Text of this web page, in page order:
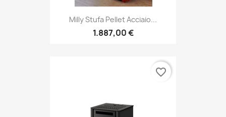
Milly Stufa Pellet Acciaio...
1.887,00 €
favorite_border